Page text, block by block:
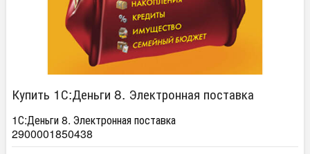
Купить 1С:Деньги 8. Электронная поставка
1С:Деньги 8. Электронная поставка
2900001850438